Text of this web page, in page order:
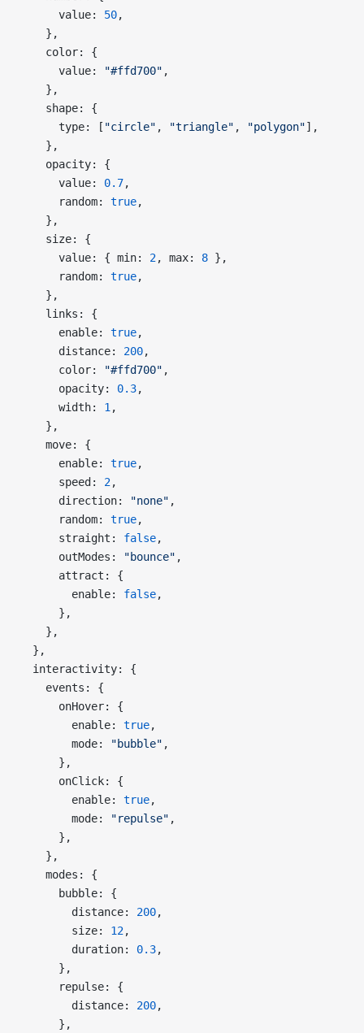
      value:
50,
    },
    color: {
      value:
"#ffd700" ,
    },
    shape: {
      type: [
"circle" , "triangle" , "polygon"],
    },
    opacity: {
      value:
0.7,
      random:
true,
    },
    size: {
      value: { min:
2, max: 8 },
      random:
true,
    },
    links: {
      enable:
true,
      distance:
200,
      color:
"#ffd700" ,
      opacity:
0.3,
      width:
1 ,
    },
    move: {
      enable:
true,
      speed:
2,
      direction:
"none" ,
      random:
true,
      straight:
false,
      outModes:
"bounce" ,
      attract: {
        enable:
false,
      },
    },
  },
  interactivity: {
    events: {
      onHover: {
        enable:
true,
        mode:
"bubble" ,
      },
      onClick: {
        enable:
true,
        mode:
"repulse" ,
      },
    },
    modes: {
      bubble: {
        distance:
200,
        size:
12,
        duration:
0.3,
      },
      repulse: {
        distance:
200,
      },